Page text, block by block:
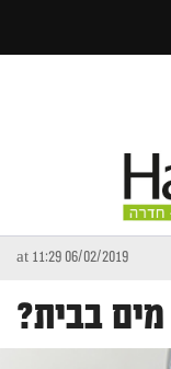
06/02/2019 at 11:29
מים בבית?